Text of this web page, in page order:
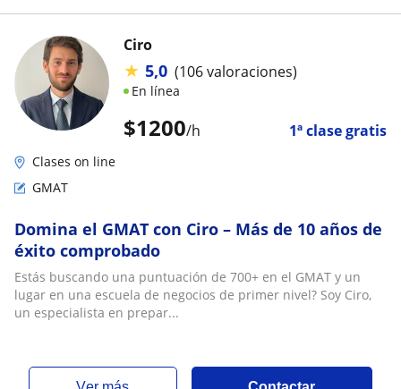
$1200/h 1ª clase gratis
Ciro
★ 5,0 (106 valoraciones)
En línea
Clases on line
GMAT
Domina el GMAT con Ciro – Más de 10 años de
éxito comprobado
Estás buscando una puntuación de 700+ en el GMAT y un
lugar en una escuela de negocios de primer nivel? Soy Ciro,
un especialista en prepar...